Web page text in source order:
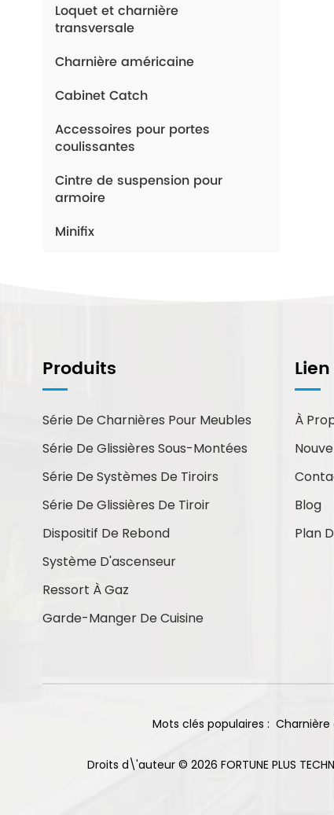
Loquet et charnière
transversale
Charnière américaine
Cabinet Catch
Accessoires pour portes
coulissantes
Cintre de suspension pour
armoire
Minifix
Vous pouvez nous contacter de
la manière qui vous convient le
mieux. Nous sommes
courriel ou par téléphone.
Nouveaux Produits
Charnières à
coulissante à double
trous, finition
nickelée
Produits
Série De Charnières Pour Meubles
Série De Glissières Sous-Montées
Série De Systèmes De Tiroirs
Série De Glissières De Tiroir
Dispositif De Rebond
Système D'ascenseur
Ressort À Gaz
Garde-Manger De Cuisine
À
Blog
Plan
Mots clés populaires :
Droits d\'auteur © 2026 FORTUNE PLUS